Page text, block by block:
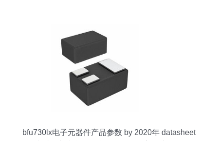
bfu730lx电子元器件产品参数 by 2020年 datasheet